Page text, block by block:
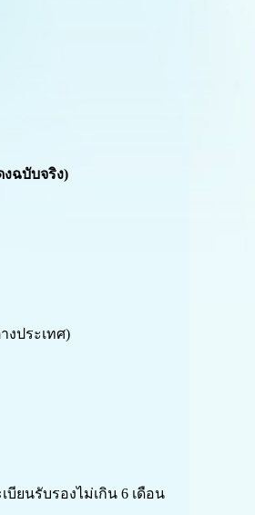
ฉบับจริง)
ประเทศ)
ยนรับรองไม่เกิน 6 เดือน